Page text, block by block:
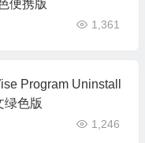
便携版
1,361
Program Uninstall
绿色版
1,246